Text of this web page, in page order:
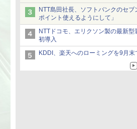
マップの落とし穴と楽天モバイルの
NTT島田社長、ソフトバンクのセブ
ポイント使えるようにして」
NTTドコモ、エリクソン製の最新型
初導入
KDDI、楽天へのローミングを9月末